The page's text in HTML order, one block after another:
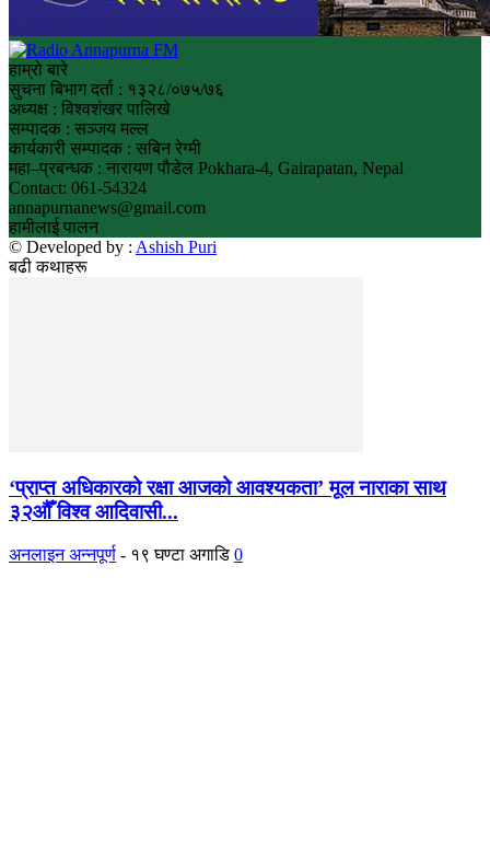
हाम्रो बारे
सुचना बिभाग दर्ता : १३२८/०७५/७६
अध्यक्ष : विश्वशंखर पालिखे
सम्पादक : सञ्जय मल्ल
कार्यकारी सम्पादक : सबिन रेग्मी
महा–प्रबन्धक : नारायण पौडेल Pokhara-4, Gairapatan, Nepal
Contact: 061-54324
annapurnanews@gmail.com
हामीलाई पालन
© Developed by : Ashish Puri
बढी कथाहरू
‘प्राप्त अधिकारको रक्षा आजको आवश्यकता’ मूल नाराका साथ
३२औँ विश्व आदिवासी...
अनलाइन अन्नपूर्ण - १९ घण्टा अगाडि 0